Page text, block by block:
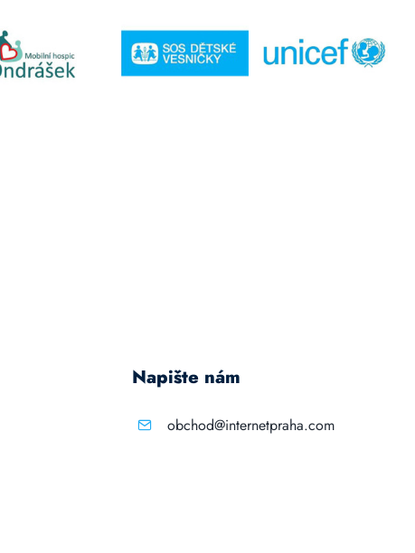
Napište nám
obchod@internetpraha.com